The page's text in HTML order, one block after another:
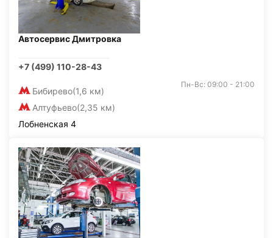
Автосервис Дмитровка
+7 (499) 110-28-43
Бибирево(1,6 км)
Алтуфьево(2,35 км)
Пн-Вс: 09:00 - 21:00
Лобненская 4